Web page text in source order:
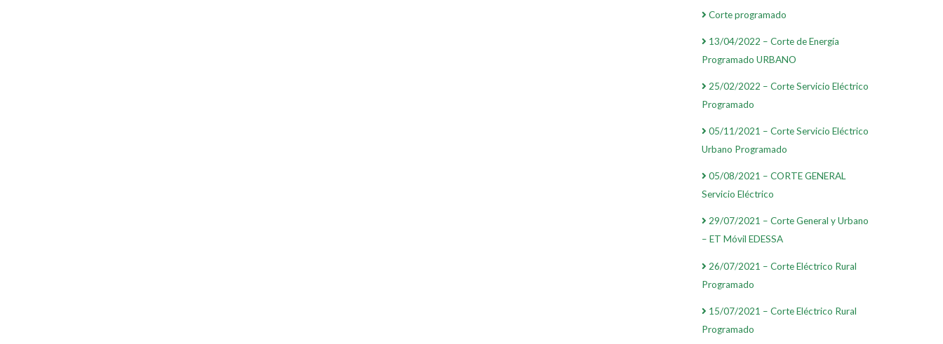
Corte programado
13/04/2022 – Corte de Energía
Programado URBANO
25/02/2022 – Corte Servicio Eléctrico
Programado
05/11/2021 – Corte Servicio Eléctrico
Urbano Programado
05/08/2021 – CORTE GENERAL
Servicio Eléctrico
29/07/2021 – Corte General y Urbano
– ET Móvil EDESSA
26/07/2021 – Corte Eléctrico Rural
Programado
15/07/2021 – Corte Eléctrico Rural
Programado